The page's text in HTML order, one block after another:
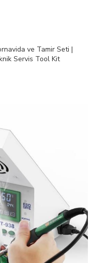
ve Tamir Seti |
Servis Tool Kit